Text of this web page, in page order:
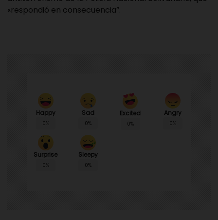
«respondió en consecuencia”.
Happy
0%
Sad
0%
Excited
0%
Angry
0%
Surprise
0%
Sleepy
0%